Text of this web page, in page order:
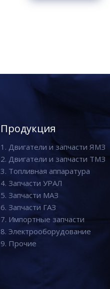
Продукция
1. Двигатели и запчасти ЯМЗ
2. Двигатели и запчасти ТМЗ
3. Топливная аппаратура
4. Запчасти УРАЛ
5. Запчасти МАЗ
6. Запчасти ГАЗ
7. Импортные запчасти
8. Электрооборудование
9. Прочие